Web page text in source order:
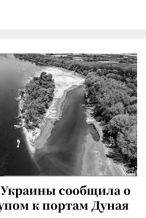
сообщила о
к портам Дуная